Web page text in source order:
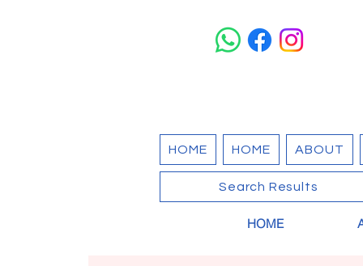
HOME HOME ABOUT
Search Results
HOME